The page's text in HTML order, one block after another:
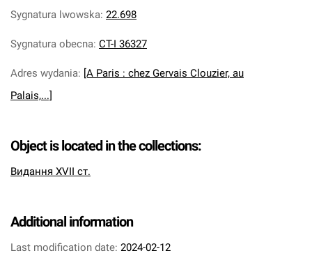
Sygnatura lwowska: 22.698
Sygnatura obecna: CT-I 36327
Adres wydania: [A Paris : chez Gervais Clouzier, au
Palais,...]
Object is located in the collections:
Видання XVII ст.
Additional information
Last modification date: 2024-02-12